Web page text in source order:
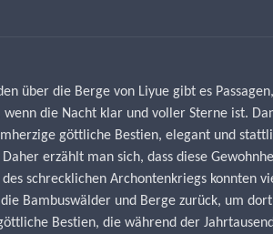
über die Berge von Liyue gibt es
wenn die Nacht klar und voller Sterne ist.
göttliche Bestien, elegant und
erzählt man sich, dass diese
des schrecklichen Archontenkriegs konnten
Bambuswälder und Berge zurück, um
Bestien, die während der